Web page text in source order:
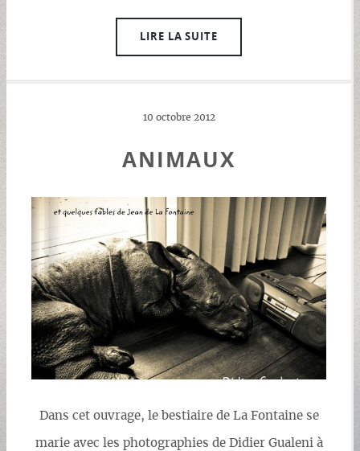
LIRE LA SUITE
10 octobre 2012
ANIMAUX
Dans cet ouvrage, le bestiaire de La Fontaine se
marie avec les photographies de Didier Gualeni à